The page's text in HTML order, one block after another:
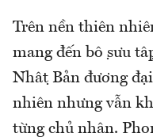
Trên nền thiên
mang đến bộ sưu
Nhật Bản đương
nhiên nhưng vẫn
từng chủ nhân.